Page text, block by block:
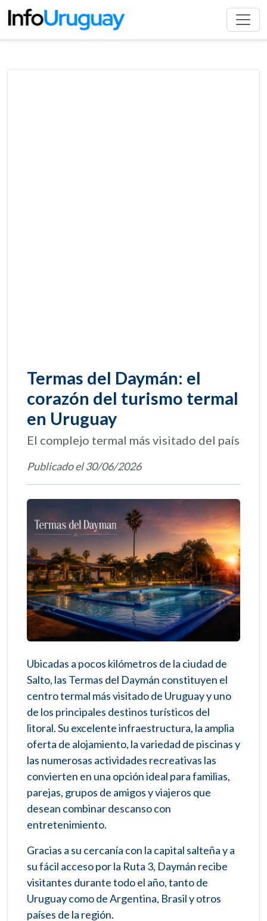
Termas del Daymán: el
corazón del turismo termal
en Uruguay
El complejo termal más visitado del país
Publicado el 30/06/2026
Ubicadas a pocos kilómetros de la ciudad de
Salto, las Termas del Daymán constituyen el
centro termal más visitado de Uruguay y uno
de los principales destinos turísticos del
litoral. Su excelente infraestructura, la amplia
oferta de alojamiento, la variedad de piscinas y
las numerosas actividades recreativas las
convierten en una opción ideal para familias,
parejas, grupos de amigos y viajeros que
desean combinar descanso con
entretenimiento.
Gracias a su cercanía con la capital salteña y a
su fácil acceso por la Ruta 3, Daymán recibe
visitantes durante todo el año, tanto de
Uruguay como de Argentina, Brasil y otros
países de la región.